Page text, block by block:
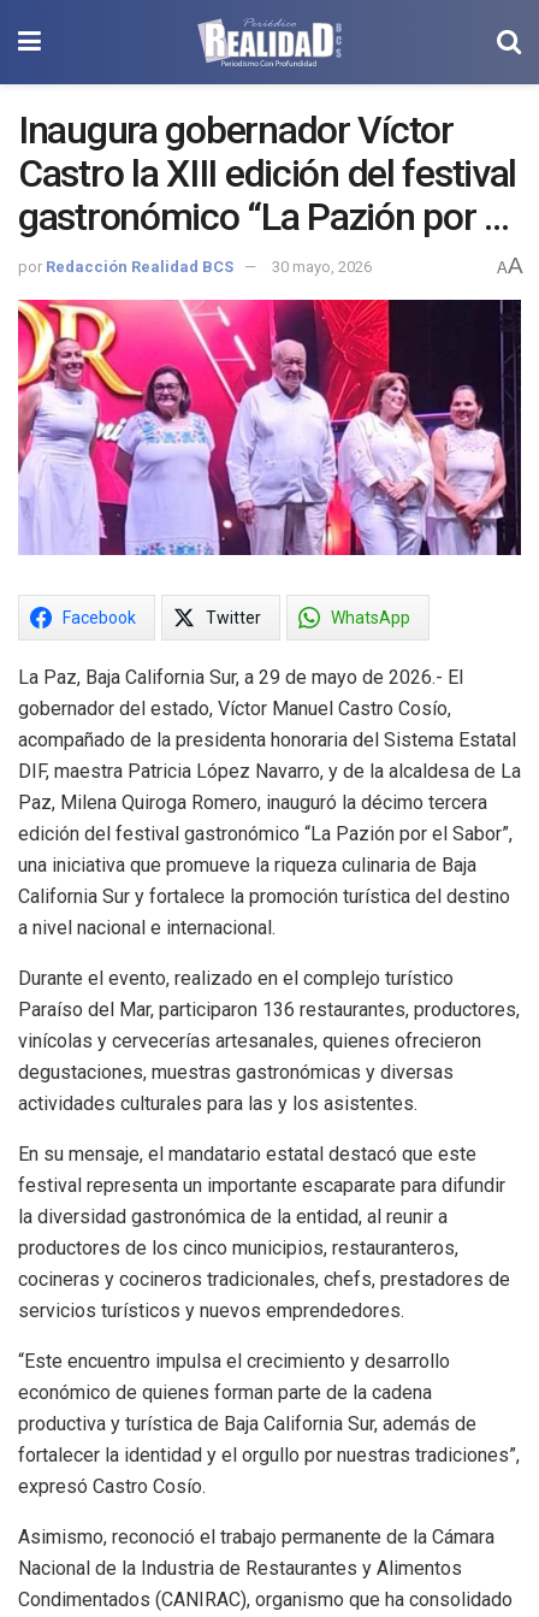
Inaugura gobernador Víctor
Castro la XIII edición del festival
gastronómico “La Pazión por el
Sabor”
por Redacción Realidad BCS 30 mayo, 2026 AA
Facebook Twitter WhatsApp
La Paz, Baja California Sur, a 29 de mayo de 2026.- El
gobernador del estado, Víctor Manuel Castro Cosío,
acompañado de la presidenta honoraria del Sistema Estatal
DIF, maestra Patricia López Navarro, y de la alcaldesa de La
Paz, Milena Quiroga Romero, inauguró la décimo tercera
edición del festival gastronómico “La Pazión por el Sabor”,
una iniciativa que promueve la riqueza culinaria de Baja
California Sur y fortalece la promoción turística del destino
a nivel nacional e internacional.
Durante el evento, realizado en el complejo turístico
Paraíso del Mar, participaron 136 restaurantes, productores,
vinícolas y cervecerías artesanales, quienes ofrecieron
degustaciones, muestras gastronómicas y diversas
actividades culturales para las y los asistentes.
En su mensaje, el mandatario estatal destacó que este
festival representa un importante escaparate para difundir
la diversidad gastronómica de la entidad, al reunir a
productores de los cinco municipios, restauranteros,
cocineras y cocineros tradicionales, chefs, prestadores de
servicios turísticos y nuevos emprendedores.
“Este encuentro impulsa el crecimiento y desarrollo
económico de quienes forman parte de la cadena
productiva y turística de Baja California Sur, además de
fortalecer la identidad y el orgullo por nuestras tradiciones”,
expresó Castro Cosío.
Asimismo, reconoció el trabajo permanente de la Cámara
Nacional de la Industria de Restaurantes y Alimentos
Condimentados (CANIRAC), organismo que ha consolidado